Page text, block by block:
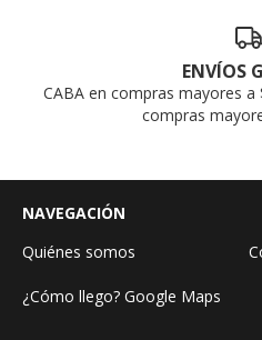
ENVÍOS
CABA en compras mayores a
compras
NAVEGACIÓN
Quiénes somos
¿Cómo llego? Google Maps